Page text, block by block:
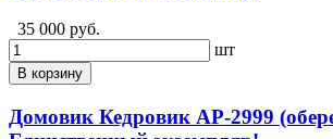
35 000 руб.
шт
В корзину
Домовик Кедровик АР-2999